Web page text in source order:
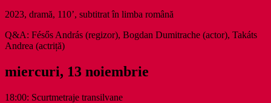
2023, dramă, 110’, subtitrat în limba română
Q&A: Fésős András (regizor), Bogdan Dumitrache (actor), Takáts
Andrea (actriță)
miercuri, 13 noiembrie
18:00: Scurtmetraje transilvane